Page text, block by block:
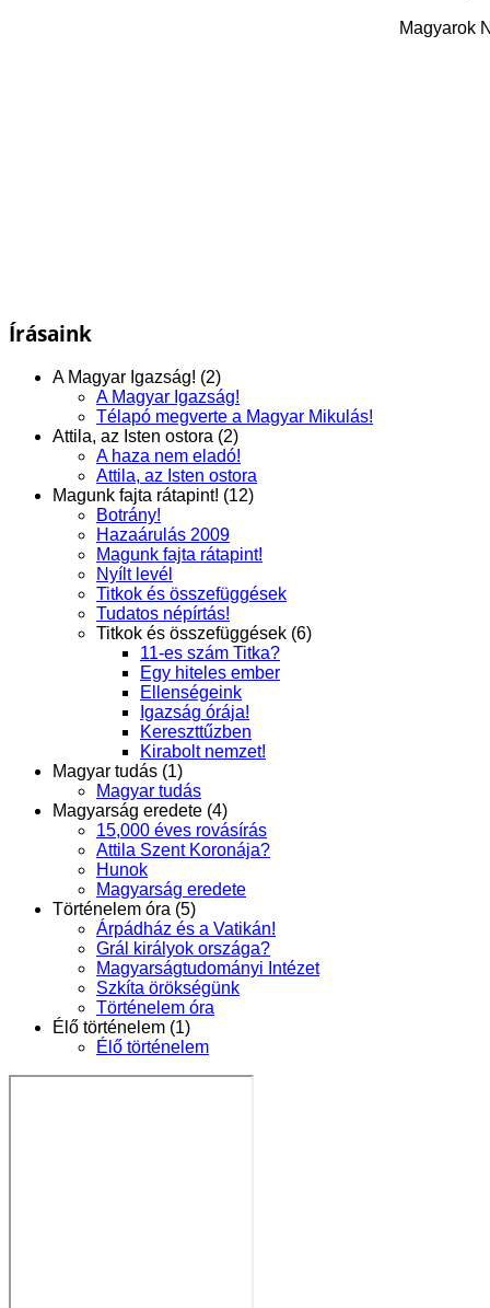
Magyarok
Írásaink
A Magyar Igazság! (2)
A Magyar Igazság!
Télapó megverte a Magyar Mikulás!
Attila, az Isten ostora (2)
A haza nem eladó!
Attila, az Isten ostora
Magunk fajta rátapint! (12)
Botrány!
Hazaárulás 2009
Magunk fajta rátapint!
Nyílt levél
Titkok és összefüggések
Tudatos népírtás!
Titkok és összefüggések (6)
11-es szám Titka?
Egy hiteles ember
Ellenségeink
Igazság órája!
Kereszttűzben
Kirabolt nemzet!
Magyar tudás (1)
Magyar tudás
Magyarság eredete (4)
15,000 éves rovásírás
Attila Szent Koronája?
Hunok
Magyarság eredete
Történelem óra (5)
Árpádház és a Vatikán!
Grál királyok országa?
Magyarságtudományi Intézet
Szkíta örökségünk
Történelem óra
Élő történelem (1)
Élő történelem